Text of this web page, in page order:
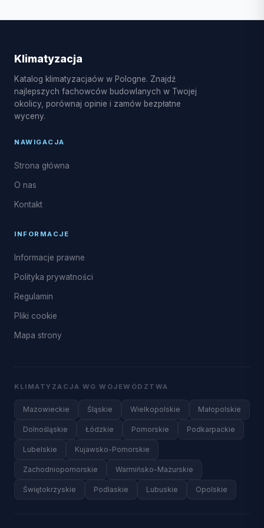
klimatyzacyjne, w tym montaż systemów split i multi-
naprawy układu freonowego oraz uzupełnianie
czynnika R32.
Klimatyzacja
Katalog klimatyzacjaów w Pologne. Znajdź
najlepszych fachowców budowlanych w Twojej
okolicy, porównaj opinie i zamów bezpłatne
wyceny.
NAWIGACJA
Strona główna
O nas
Kontakt
INFORMACJE
Informacje prawne
Polityka prywatności
Regulamin
Pliki cookie
Mapa strony
KLIMATYZACJA WG WOJEWÓDZTWA
Mazowieckie Śląskie Wielkopolskie Małopolskie
Dolnośląskie Łódzkie Pomorskie Podkarpackie
Lubelskie Kujawsko-Pomorskie
Zachodniopomorskie Warmińsko-Mazurskie
Świętokrzyskie Podlaskie Lubuskie Opolskie